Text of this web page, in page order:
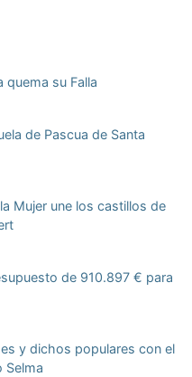
quema su Falla
de Pascua de Santa
Mujer une los castillos de
de 910.897 € para
y dichos populares con el
Selma